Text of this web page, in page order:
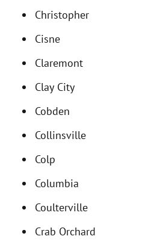
Christopher
Cisne
Claremont
Clay City
Cobden
Collinsville
Colp
Columbia
Coulterville
Crab Orchard